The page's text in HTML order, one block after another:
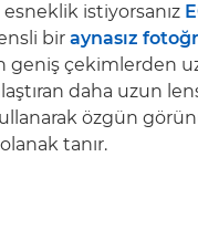
esneklik istiyorsanız
bir aynasız
geniş çekimlerden
daha uzun
özgün
tanır.